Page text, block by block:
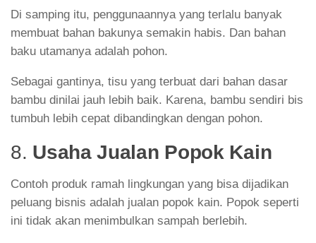
Di samping itu, penggunaannya yang terlalu banyak
membuat bahan bakunya semakin habis. Dan bahan
baku utamanya adalah pohon.
Sebagai gantinya, tisu yang terbuat dari bahan dasar
bambu dinilai jauh lebih baik. Karena, bambu sendiri bis
tumbuh lebih cepat dibandingkan dengan pohon.
8. Usaha Jualan Popok Kain
Contoh produk ramah lingkungan yang bisa dijadikan
peluang bisnis adalah jualan popok kain. Popok seperti
ini tidak akan menimbulkan sampah berlebih.